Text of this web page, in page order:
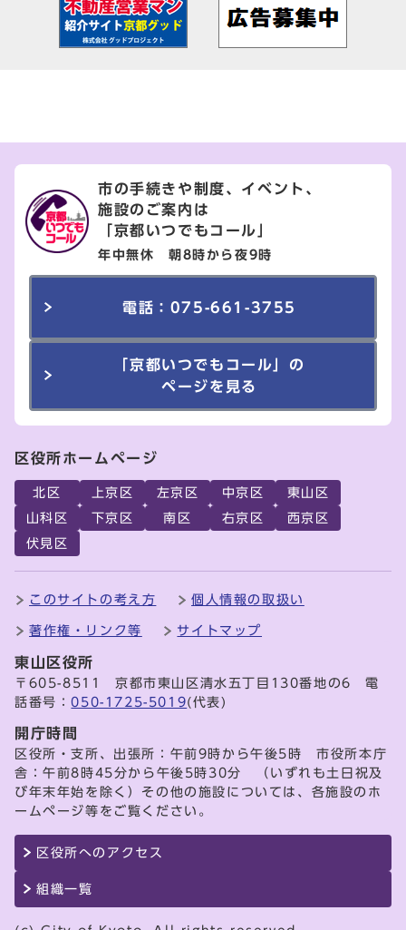
市の手続きや制度、イベント、
施設のご案内は
「京都いつでもコール」
年中無休 朝8時から夜9時
電話：075-661-3755
「京都いつでもコール」の
ページを見る
区役所ホームページ
北区 上京区 左京区 中京区
東山区
山科区
下京区 南区 右京区
西京区
伏見区
このサイトの考え方 個人情報の取扱い
著作権・リンク等 サイトマップ
東山区役所
〒605-8511 京都市東山区清水五丁目130番地の6 電
話番号：050-1725-5019(代表)
開庁時間
区役所・支所、出張所：午前9時から午後5時 市役所本庁
舎：午前8時45分から午後5時30分 （いずれも土日祝及
び年末年始を除く）その他の施設については、各施設のホ
ームページ等をご覧ください。
区役所へのアクセス
組織一覧